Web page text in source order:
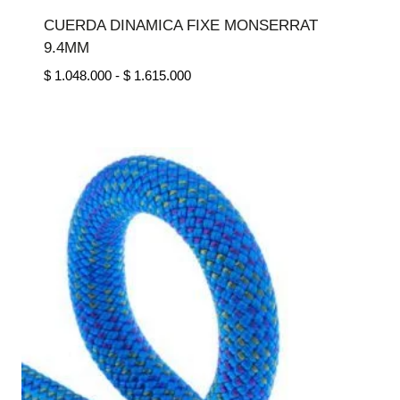
CUERDA DINAMICA FIXE MONSERRAT
9.4MM
$1.048.000 - $1.615.000Rango
hasta
$ 1.615.000